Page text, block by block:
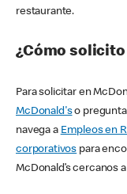
restaurante.
¿Cómo solicito
Para solicitar en
McDonald'so pregunta
navega a Empleos en
corporativos para
McDonald’s cercanos